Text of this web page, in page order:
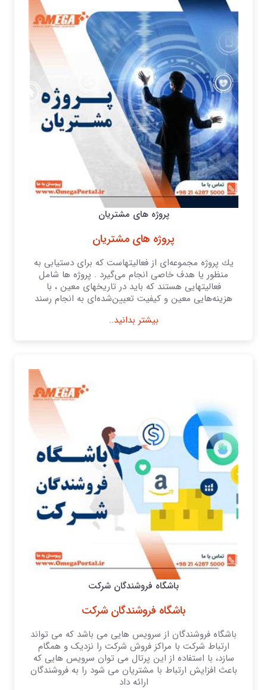
پروژه های مشتریان
پروژه های مشتریان
یك پروژه مجموعه‌ای از فعالیتهاست كه برای دستیابی به
منظور یا هدف خاصی انجام می‌گیرد . پروژه‌ ها شامل
فعالیتهایی هستند كه باید در تاریخهای معین ، با
هزینه‌هایی معین و كیفیت تعیین‌شده‌ای به انجام رسند
بیشتر بدانید..
باشگاه فروشندگان شرکت
باشگاه فروشندگان شرکت
باشگاه فروشندگان از سرویس هایی می باشد که می تواند
ارتباط شرکت با مراکز فروش شرکت را نزدیک و همگام
سازد، با استفاده از این پرتال می توان سرویس هایی که
باعث افزایش ارتباط با مشتریان می شود را به فروشندگان
ارائه داد